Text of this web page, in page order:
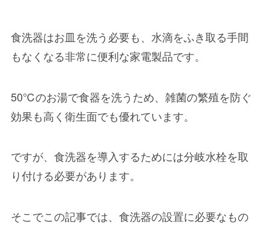
食洗器はお皿を洗う必要も、水滴をふき取る手間
もなくなる非常に便利な家電製品です。
50℃のお湯で食器を洗うため、雑菌の繁殖を防ぐ
効果も高く衛生面でも優れています。
ですが、食洗器を導入するためには分岐水栓を取
り付ける必要があります。
そこでこの記事では、 食洗器の設置に必要なもの